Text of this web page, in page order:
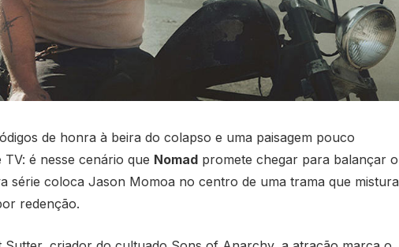
de honra à beira do colapso e uma paisagem pouco
é nesse cenário que Nomadpromete chegar para balançar o
série coloca Jason Momoa no centro de uma trama que mistura
redenção.